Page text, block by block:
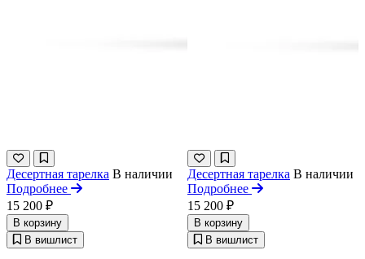
Десертная тарелка В наличии
Подробнее
15 200 ₽
В корзину
В вишлист
Десертная тарелка В наличии
Подробнее
15 200 ₽
В корзину
В вишлист